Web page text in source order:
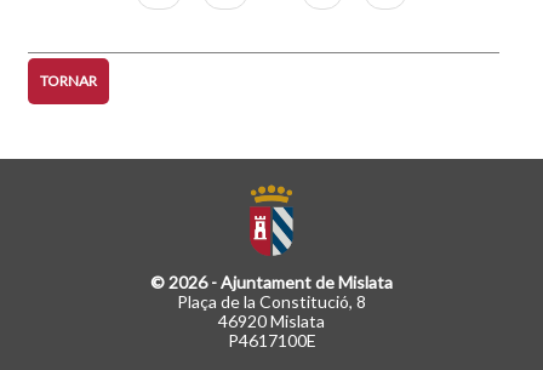
següentpàgina
TORNAR
© 2026 - Ajuntament de Mislata
Plaça de la Constitució, 8
46920 Mislata
P4617100E